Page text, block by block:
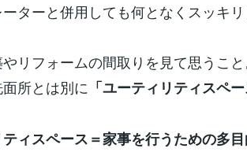
ターと併用しても何となくスッキ
リフォームの間取りを見て思うこと
所とは別に 「ユーティリティスペー
ィスペース＝家事を行うための多